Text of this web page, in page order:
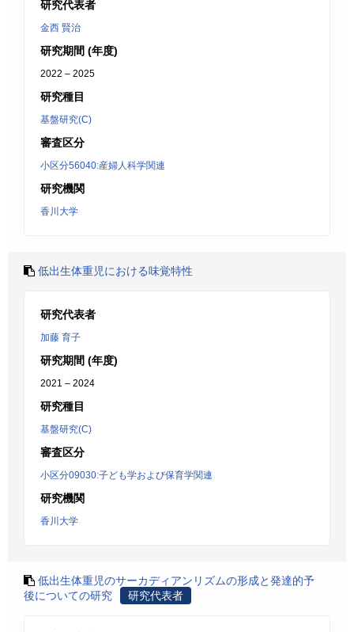
研究代表者
金西 賢治
研究期間 (年度)
2022 – 2025
研究種目
基盤研究(C)
審査区分
小区分56040:産婦人科学関連
研究機関
香川大学
低出生体重児における味覚特性
研究代表者
加藤 育子
研究期間 (年度)
2021 – 2024
研究種目
基盤研究(C)
審査区分
小区分09030:子ども学および保育学関連
研究機関
香川大学
低出生体重児のサーカディアンリズムの形成と発達的予
後についての研究
研究代表者